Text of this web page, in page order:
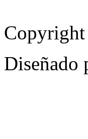
Diseñado